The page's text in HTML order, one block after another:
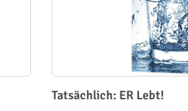
Tatsächlich: ER Lebt!